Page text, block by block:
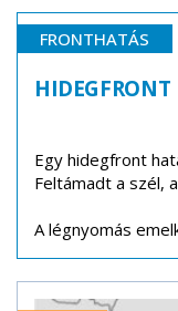
FRONTHATÁS
HIDEGFRONT
Egy hidegfront
Feltámadt a szél,
A légnyomás